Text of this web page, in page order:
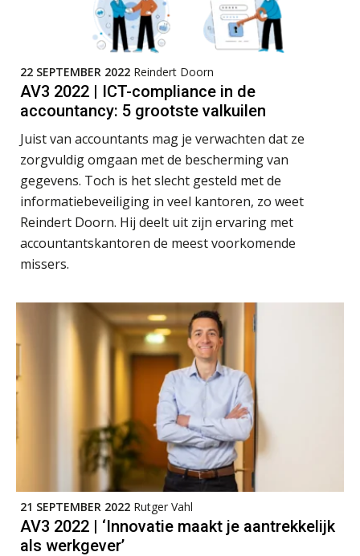
22 SEPTEMBER 2022 Reindert Doorn
AV3 2022 | ICT-compliance in de
accountancy: 5 grootste valkuilen
Juist van accountants mag je verwachten dat ze
zorgvuldig omgaan met de bescherming van
gegevens. Toch is het slecht gesteld met de
informatiebeveiliging in veel kantoren, zo weet
Reindert Doorn. Hij deelt uit zijn ervaring met
accountantskantoren de meest voorkomende
missers.
21 SEPTEMBER 2022 Rutger Vahl
AV3 2022 | ‘Innovatie maakt je aantrekkelijk
als werkgever’
ICT & AI | “Slim automatiseren begint
bij gedrag”